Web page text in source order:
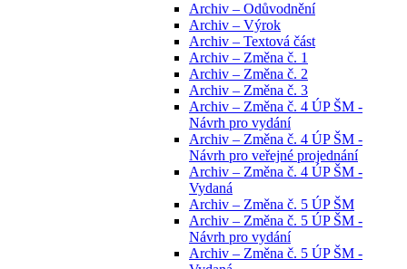
Archiv – Odůvodnění
Archiv – Výrok
Archiv – Textová část
Archiv – Změna č. 1
Archiv – Změna č. 2
Archiv – Změna č. 3
Archiv – Změna č. 4 ÚP ŠM -
Návrh pro vydání
Archiv – Změna č. 4 ÚP ŠM -
Návrh pro veřejné projednání
Archiv – Změna č. 4 ÚP ŠM -
Vydaná
Archiv – Změna č. 5 ÚP ŠM
Archiv – Změna č. 5 ÚP ŠM -
Návrh pro vydání
Archiv – Změna č. 5 ÚP ŠM -